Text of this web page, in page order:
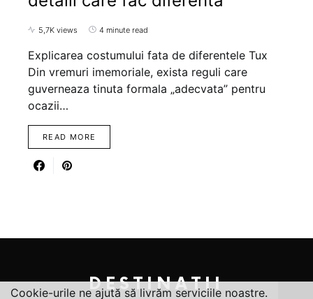
5,7K views 4 minute read
Explicarea costumului fata de diferentele Tux
Din vremuri imemoriale, exista reguli care
guverneaza tinuta formala „adecvata” pentru
ocazii…
READ MORE
DESTINATII
Cookie-urile ne ajută să livrăm serviciile noastre.